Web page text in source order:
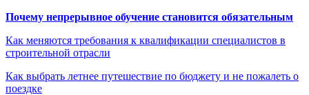
Почему непрерывное обучение становится обязательным
Как меняются требования к квалификации специалистов в
строительной отрасли
Как выбрать летнее путешествие по бюджету и не пожалеть о
поездке